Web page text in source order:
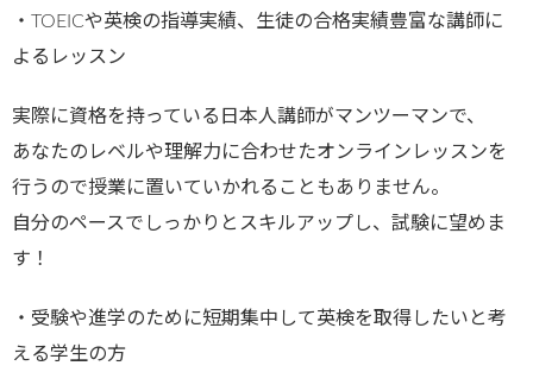
・TOEICや英検の指導実績、生徒の合格実績豊富な講師に
よるレッスン
実際に資格を持っている日本人講師がマンツーマンで、
あなたのレベルや理解力に合わせたオンラインレッスンを
行うので授業に置いていかれることもありません。
自分のペースでしっかりとスキルアップし、試験に望めま
す！
・受験や進学のために短期集中して英検を取得したいと考
える学生の方